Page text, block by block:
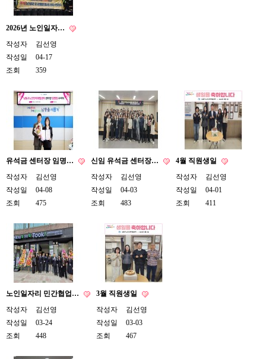
2026년 노인일자…
작성자
김선영
작성일
04-17
조회
359
유석금 센터장 임명…
작성자
김선영
작성일
04-08
조회
475
신임 유석금 센터장…
작성자
김선영
작성일
04-03
조회
483
4월 직원생일
작성자
김선영
작성일
04-01
조회
411
노인일자리 민간협업…
작성자
김선영
작성일
03-24
조회
448
3월 직원생일
작성자
김선영
작성일
03-03
조회
467